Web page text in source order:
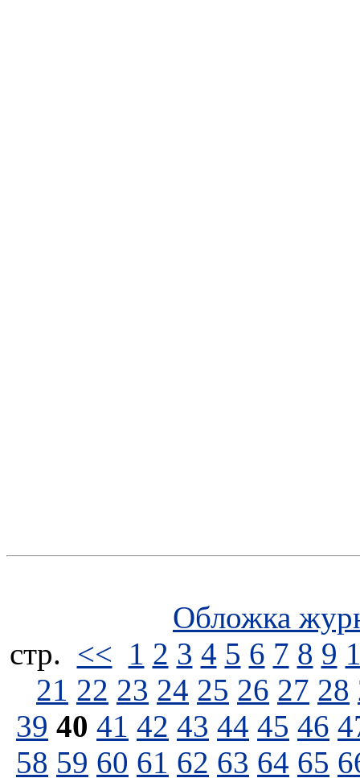
Обложка
стp. << 1 2 3 4 5 6 7 8 9
21 22 23 24 25 26 27 28
39 40 41 42 43 44 45 46
58 59 60 61 62 63 64 65